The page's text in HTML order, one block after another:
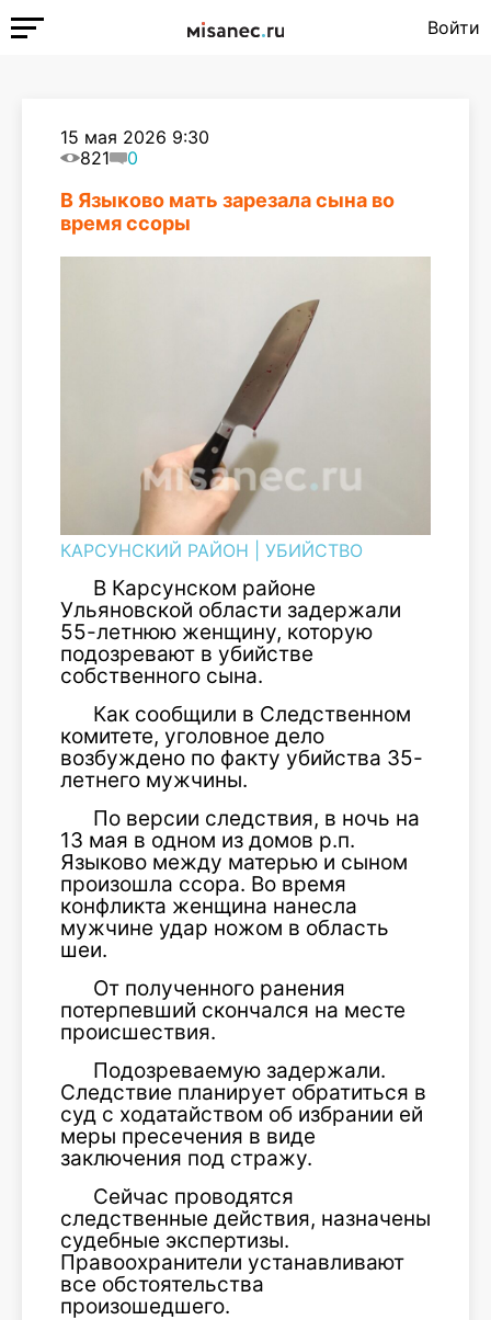
Войти
15 мая 2026 9:30
821
0
В Языково мать зарезала сына во
время ссоры
КАРСУНСКИЙ РАЙОН УБИЙСТВО
В Карсунском районе
Ульяновской области задержали
55-летнюю женщину, которую
подозревают в убийстве
собственного сына.
Как сообщили в Следственном
комитете, уголовное дело
возбуждено по факту убийства 35-
летнего мужчины.
По версии следствия, в ночь на
13 мая в одном из домов р.п.
Языково между матерью и сыном
произошла ссора. Во время
конфликта женщина нанесла
мужчине удар ножом в область
шеи.
От полученного ранения
потерпевший скончался на месте
происшествия.
Подозреваемую задержали.
Следствие планирует обратиться в
суд с ходатайством об избрании ей
меры пресечения в виде
заключения под стражу.
Сейчас проводятся
следственные действия, назначены
судебные экспертизы.
Правоохранители устанавливают
все обстоятельства
произошедшего.